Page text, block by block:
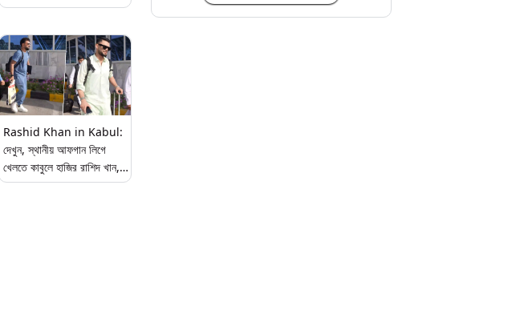
বন্যা ভক্তদের
Rashid Khan in Kabul:
দেখুন, স্থানীয় আফগান লিগে
খেলতে কাবুলে হাজির রাশিদ খান,
নবীন-উল-হক